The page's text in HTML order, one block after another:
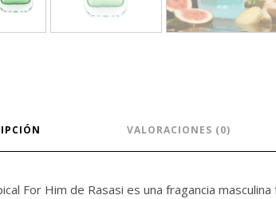
VALORACIONES (0)
For Him de Rasasi es una fragancia